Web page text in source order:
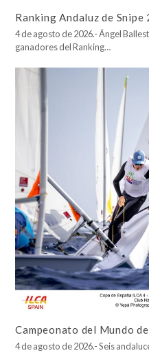
Ranking Andaluz de Snipe
4 de agosto de 2026.- Ángel
ganadores del Ranking…
Campeonato del Mundo
4 de agosto de 2026.- Seis